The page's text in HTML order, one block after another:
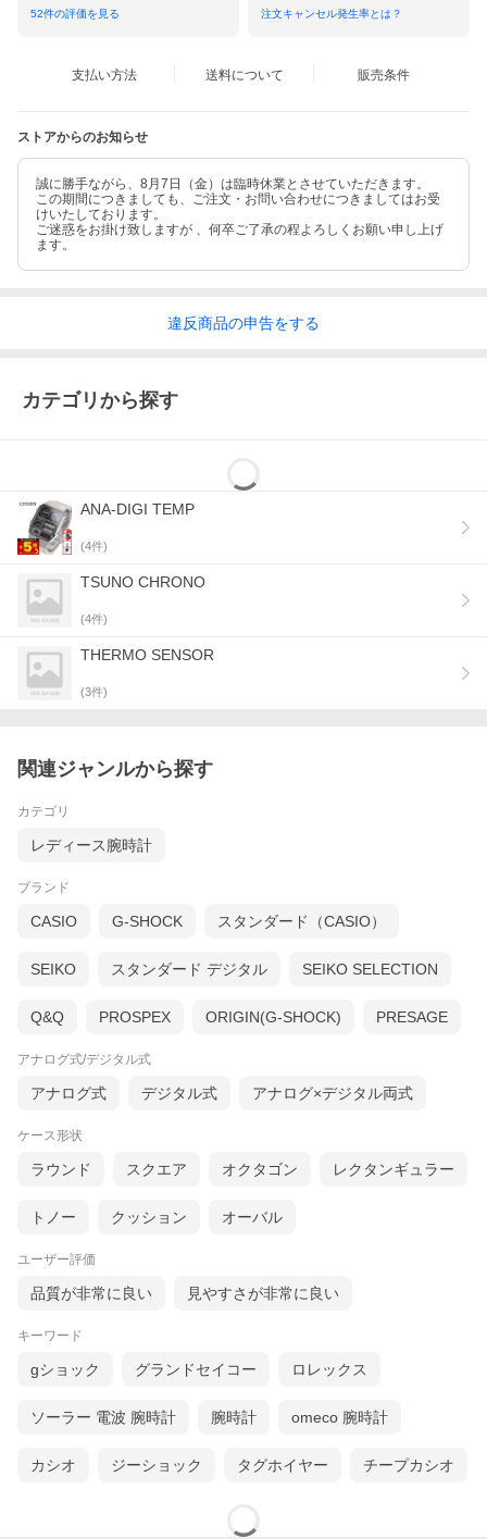
内部で歯車が噛み合い、最後に時刻を織りなす味のある数々のア
ナログ時計たちが、あなたの大切な空間に暖かみをプラスしてく
れます。
レコードレーベルの時計には、お部屋や職場のデスクの上など
100年以上の歴史。その間にいくつもの新技術を作り上げ、CITIZ
ENは、多くのレコード(記録)を刻んできました。
自分のそばにあるその腕時計が、確かな品質であるという安心
商品名
シチズン レコードレーベル RECORD LABEL サ
ーモセンサー 特定店取扱いモデル 腕時計
商品番号
ムーブメント
クオーツ
12／24時間表示切替機能
1/1000秒クロノグラフ（12時間計）
デュアルタイム機能
温度計機能
時報
照明
電池寿命約2年
使用電池280-30
風防素材
クリスタルガラス
ケース厚
9.7mm
バンド留金タイ
文字盤カラー
ホワイト
付属
その他のサービ
ス
52件の評価を見る 注文キャンセル発生率とは？
支払い方法 送料について 販売条件
ストアからのお知らせ
誠に勝手ながら、8月7日（金）は臨時休業とさせていただきます。
この期間につきましても、ご注文・お問い合わせにつきましてはお受
けいたしております。
ご迷惑をお掛け致しますが 、何卒ご了承の程よろしくお願い申し上げ
ます。
違反商品の申告をする
カテゴリから探す
ANA-DIGI TEMP
(4件)
TSUNO CHRONO
(4件)
THERMO SENSOR
(3件)
関連ジャンルから探す
カテゴリ
レディース腕時計
ブランド
CASIO G-SHOCK スタンダード（CASIO）
SEIKO スタンダード デジタル SEIKO SELECTION
Q&Q PROSPEX ORIGIN(G-SHOCK) PRESAGE
アナログ式/デジタル式
アナログ式 デジタル式 アナログ×デジタル両式
ケース形状
ラウンド スクエア オクタゴン レクタンギュラー
トノー クッション オーバル
ユーザー評価
品質が非常に良い 見やすさが非常に良い
キーワード
gショック グランドセイコー ロレックス
ソーラー 電波 腕時計 腕時計 omeco 腕時計
カシオ ジーショック タグホイヤー チープカシオ